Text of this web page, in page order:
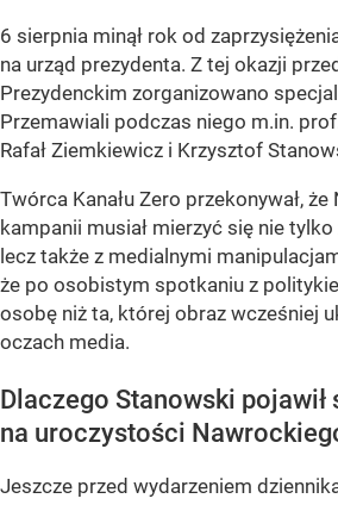
6 sierpnia minął rok od
na urząd prezydenta. Z tej okazji
Prezydenckim zorganizowano
Przemawiali podczas niego m.in.
Rafał Ziemkiewicz i Krzysztof
Twórca Kanału Zero przekonywał,
kampanii musiał mierzyć się nie
lecz także z medialnymi
że po osobistym spotkaniu z
osobę niż ta, której obraz wcześniej
oczach media.
Dlaczego Stanowski pojawił
na uroczystości
Jeszcze przed wydarzeniem